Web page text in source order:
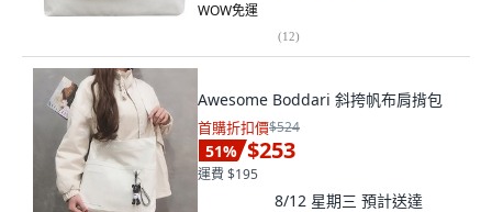
WOW免運
(12)
Awesome Boddari 斜挎帆布肩揹包
首購折扣價$524
51% $253
運費 $195
8/12 星期三 預計送達